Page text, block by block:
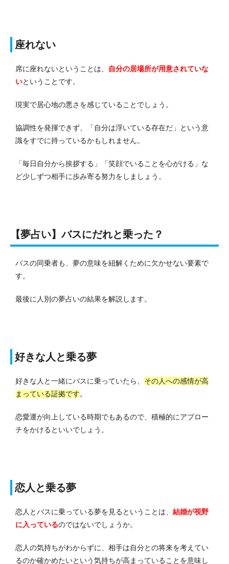
座れない
席に座れないということは、
自分の居場所が用意されていな
いということです。
現実で居心地の悪さを感じていることでしょう。
協調性を発揮できず、「自分は浮いている存在だ」という意
識をすでに持っているかもしれません。
「毎日自分から挨拶する」「笑顔でいることを心がける」な
ど少しずつ相手に歩み寄る努力をしましょう。
【夢占い】バスにだれと乗った？
バスの同乗者も、夢の意味を紐解くために欠かせない要素で
す。
最後に人別の夢占いの結果を解説します。
好きな人と乗る夢
好きな人と一緒にバスに乗っていたら、 その人への感情が高
まっている証拠です。
恋愛運が向上している時期でもあるので、積極的にアプロー
チをかけるといいでしょう。
恋人と乗る夢
恋人とバスに乗っている夢を見るということは、 結婚が視野
に入っているのではないでしょうか。
恋人の気持ちがわからずに、相手は自分との将来を考えてい
るのか確かめたいという気持ちが高まっていることを意味し